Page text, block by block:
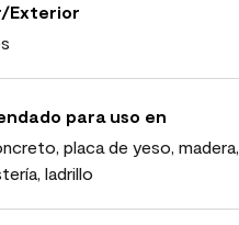
Exterior
para uso en
placa de yeso, madera,
ladrillo